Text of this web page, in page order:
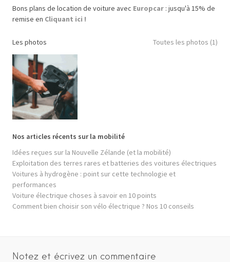
Bons plans de location de voiture avec Europcar : jusqu'à 15% de
remise en Cliquant ici !
Les photos Toutes les photos (1)
Nos articles récents sur la mobilité
Idées reçues sur la Nouvelle Zélande (et la mobilité)
Exploitation des terres rares et batteries des voitures électriques
Voitures à hydrogène : point sur cette technologie et
performances
Voiture électrique choses à savoir en 10 points
Comment bien choisir son vélo électrique ? Nos 10 conseils
Notez et écrivez un commentaire